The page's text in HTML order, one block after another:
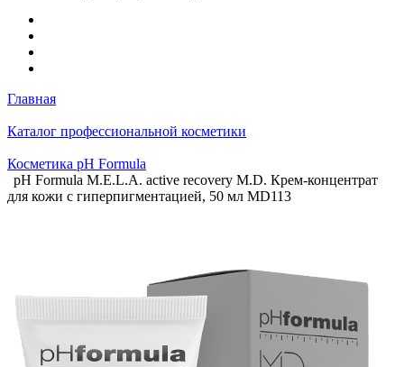
Главная
Каталог профессиональной косметики
Косметика pH Formula
pH Formula M.E.L.A. active recovery M.D. Крем-концентрат
для кожи с гиперпигментацией, 50 мл MD113